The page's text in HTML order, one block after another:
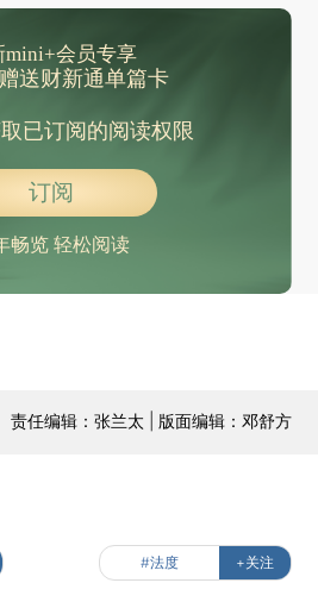
mini+会员专享
送财新通单篇卡
已订阅的阅读权限
订阅
畅览 轻松阅读
责任编辑：张兰太 | 版面编辑：邓舒方
#法度 +关注